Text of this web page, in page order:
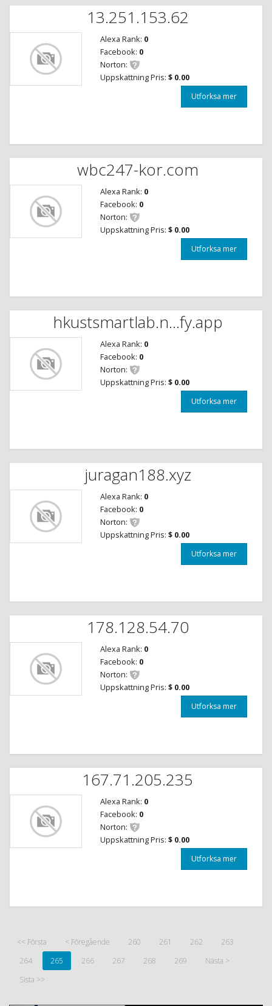
13.251.153.62
Alexa Rank: 0
Facebook: 0
Norton:
Uppskattning Pris: $ 0.00
Utforksa mer
wbc247-kor.com
Alexa Rank: 0
Facebook: 0
Norton:
Uppskattning Pris: $ 0.00
Utforksa mer
hkustsmartlab.n...fy.app
Alexa Rank: 0
Facebook: 0
Norton:
Uppskattning Pris: $ 0.00
Utforksa mer
juragan188.xyz
Alexa Rank: 0
Facebook: 0
Norton:
Uppskattning Pris: $ 0.00
Utforksa mer
178.128.54.70
Alexa Rank: 0
Facebook: 0
Norton:
Uppskattning Pris: $ 0.00
Utforksa mer
167.71.205.235
Alexa Rank: 0
Facebook: 0
Norton:
Uppskattning Pris: $ 0.00
Utforksa mer
<< Första < Föregående 260 261 262
263
264
265 266 267 268 269
Nästa >
Sista >>